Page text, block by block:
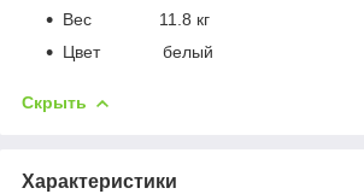
Вес 11.8 кг
Цвет белый
Скрыть
Характеристики